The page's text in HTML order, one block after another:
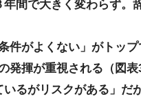
間で大きく変わらず
件がよくない」がトッ
発揮が重視される（図表3
るがリスクがある」